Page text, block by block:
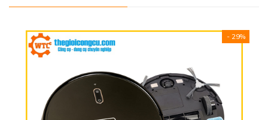
Ngoài ra, sản phẩm cực kỳ dễ sử dụng nhờ dây cáp 5m và
- 29%